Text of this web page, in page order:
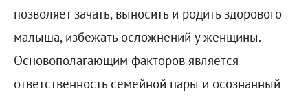
позволяет зачать, выносить и родить здорового
малыша, избежать осложнений у женщины.
Основополагающим факторов является
ответственность семейной пары и осознанный